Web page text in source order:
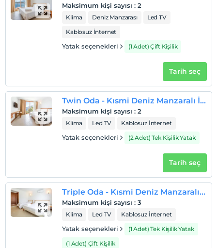
Check/out
En geç saat 11:00 ve öncesi
Evcil hayvan kabul edilmemektedir.
Giriş saatleri
Tesise 15:00 – 23:00 saatleri arasında giriş yapılabilir. Bu
saatler dışında giriş kapısı kapalıdır.
Çocuklar
Tesisimizde 12 yaş altı çocuklar konaklayamaz
Maksimum kişi sayısı : 2
Klima Deniz Manzarası
Led TV
Kablosuz İnternet
Yatak seçenekleri (1 Adet) Çift Kişilik
Tarih seç
Twin Oda - Kısmi Deniz Manzaralı İki Ayrı Yatak
Maksimum kişi sayısı : 2
Klima Led TV Kablosuz İnternet
Yatak seçenekleri (2 Adet) Tek Kişilik Yatak
Tarih seç
Triple Oda - Kısmi Deniz Manzaralı Üç Kişilik
Maksimum kişi sayısı : 3
Klima Led TV Kablosuz İnternet
Yatak seçenekleri
(1 Adet) Tek Kişilik Yatak
(1 Adet) Çift Kişilik